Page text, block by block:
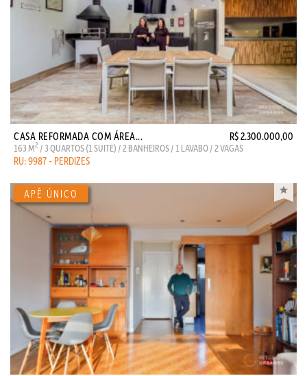
CASA REFORMADA COM ÁREA... R$ 2.300.000,00
163 M2 / 3 QUARTOS (1 SUITE) / 2 BANHEIROS / 1 LAVABO / 2 VAGAS
RU: 9987 - PERDIZES